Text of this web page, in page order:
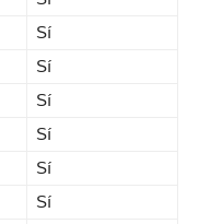
Sí
Sí
Sí
Sí
Sí
Sí